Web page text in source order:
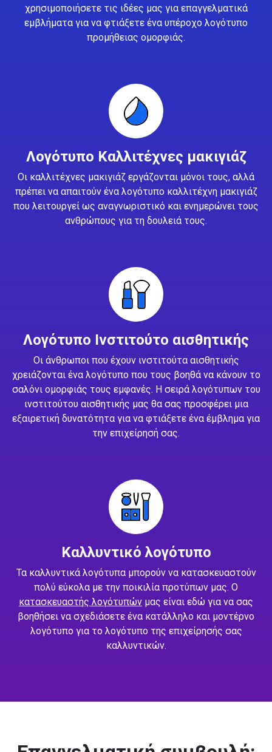
χρησιμοποιήσετε τις ιδέες μας για επαγγελματικά
εμβλήματα για να φτιάξετε ένα υπέροχο λογότυπο
προμήθειας ομορφιάς.
Λογότυπο Καλλιτέχνες μακιγιάζ
Οι καλλιτέχνες μακιγιάζ εργάζονται μόνοι τους, αλλά
πρέπει να απαιτούν ένα λογότυπο καλλιτέχνη μακιγιάζ
που λειτουργεί ως αναγνωριστικό και ενημερώνει τους
ανθρώπους για τη δουλειά τους.
Λογότυπο Ινστιτούτο αισθητικής
Οι άνθρωποι που έχουν ινστιτούτα αισθητικής
χρειάζονται ένα λογότυπο που τους βοηθά να κάνουν το
σαλόνι ομορφιάς τους εμφανές. Η σειρά λογότυπων του
ινστιτούτου αισθητικής μας θα σας προσφέρει μια
εξαιρετική δυνατότητα για να φτιάξετε ένα έμβλημα για
την επιχείρησή σας.
Καλλυντικό λογότυπο
Τα καλλυντικά λογότυπα μπορούν να κατασκευαστούν
πολύ εύκολα με την ποικιλία προτύπων μας. Ο
κατασκευαστής λογότυπών μας είναι εδώ για να σας
βοηθήσει να σχεδιάσετε ένα κατάλληλο και μοντέρνο
λογότυπο για το λογότυπο της επιχείρησής σας
καλλυντικών.